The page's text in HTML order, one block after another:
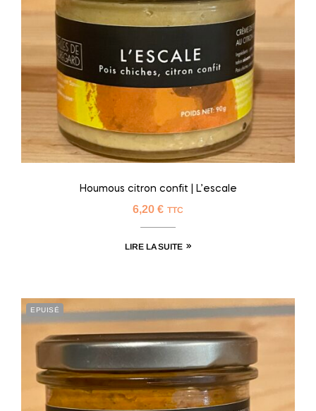
Houmous citron confit | L’escale
6,20 € TTC
LIRE LA SUITE
EPUISÉ